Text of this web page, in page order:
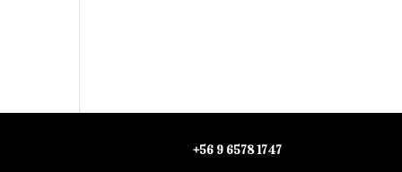
+56 9 6578 1747